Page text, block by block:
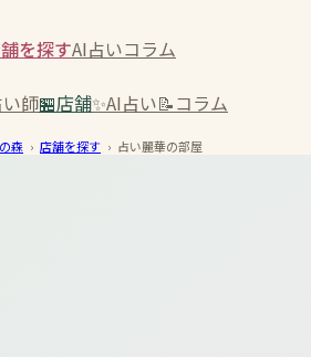
を探すAI占いコラム
い師🏪店舗✨AI占い📝コラム
森 › 店舗を探す › 占い麗華の部屋